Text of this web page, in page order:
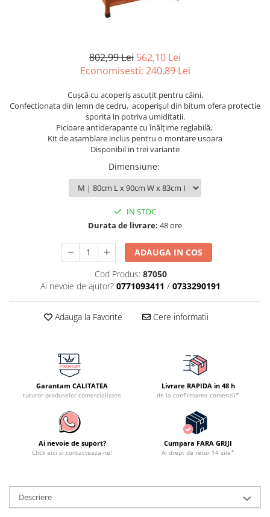
802,99 Lei 562,10 Lei
Economisesti: 240,89 Lei
Cușcă cu acoperiș ascuțit pentru câini.
Confectionata din lemn de cedru, acoperișul din bitum ofera protectie
sporita in potriva umiditatii.
Picioare antiderapante cu înălțime reglabilă,
Kit de asamblare inclus pentru o montare usoara
Disponibil in trei variante
Dimensiune:
IN STOC
Durata de livrare: 48 ore
ADAUGA IN COS
Cod Produs: 87050
Ai nevoie de ajutor? 0771093411 / 0733290191
Adauga la Favorite Cere informatii
Garantam CALITATEA
tuturor produselor comercializate
Livrare RAPIDA in 48 h
de la confirmarea comenzii*
Ai nevoie de suport?
Click aici si contacteaza-ne!
Cumpara FARA GRIJI
Ai drept de retur 14 zile*
Descriere